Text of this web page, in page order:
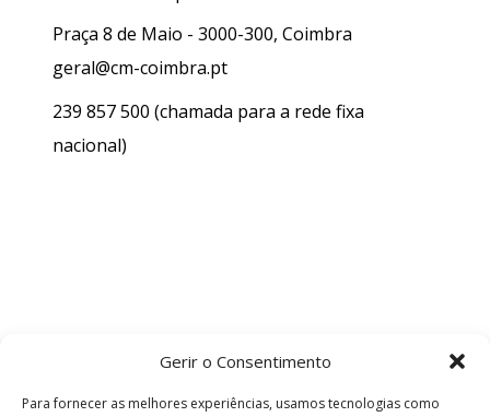
Gerir o Consentimento
Para fornecer as melhores experiências, usamos tecnologias como
Praça 8 de Maio - 3000-300, Coimbra
geral@cm-coimbra.pt
239 857 500 (chamada para a rede fixa
nacional)